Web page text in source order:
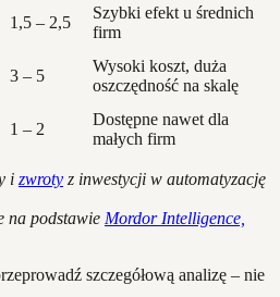
1,5 – 2,5
Szybki efekt u średnich
firm
3 – 5
Wysoki koszt, duża
oszczędność na skalę
1 – 2
Dostępne nawet dla
małych firm
i zwroty z inwestycji w automatyzację
na podstawie Mordor Intelligence,
szczegółową analizę – nie